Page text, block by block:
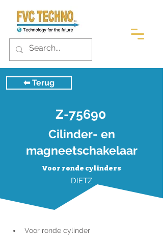
⬅︎ Terug
Z-75690
Cilinder- en
magneetschakelaar
Voor ronde cylinders
DIETZ
Voor ronde cylinder